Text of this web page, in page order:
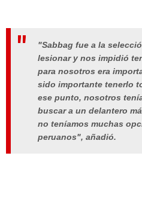
"Sabbag fue a la
lesionar y nos impidió
para nosotros era
sido importante tenerlo
ese punto, nosotros
buscar a un delantero
no teníamos muchas
peruanos", añadió.